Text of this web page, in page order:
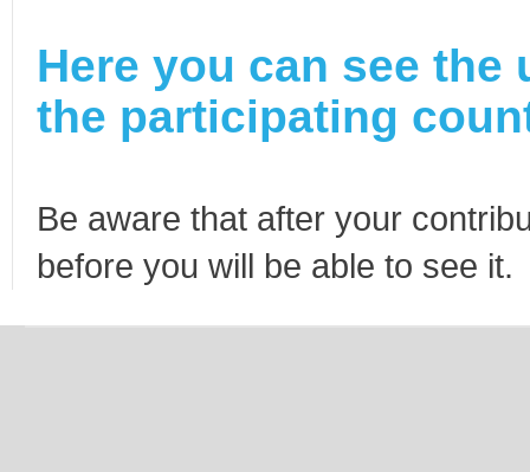
Here you can see
the participating
Be aware that after your
before you will be able to see it.